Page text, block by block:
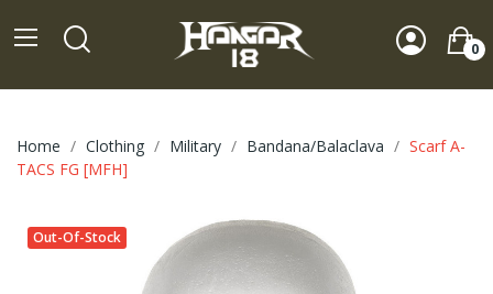
0
Home Clothing Military Bandana/Balaclava
Scarf A-
TACS FG [MFH]
Out-Of-Stock